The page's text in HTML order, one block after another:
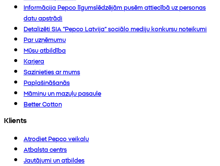
Informācija Pepco līgumslēdzējām pusēm attiecībā uz personas
datu apstrādi
Detalizēti SIA “Pepco Latvija” sociālo mediju konkursu noteikumi
Par uzņēmumu
Mūsu atbildība
Karjera
Sazinieties ar mums
Paplašināšanās
Māmiņu un mazuļu pasaule
Better Cotton
Klients
Atrodiet Pepco veikalu
Atbalsta centrs
Jautājumi un atbildes